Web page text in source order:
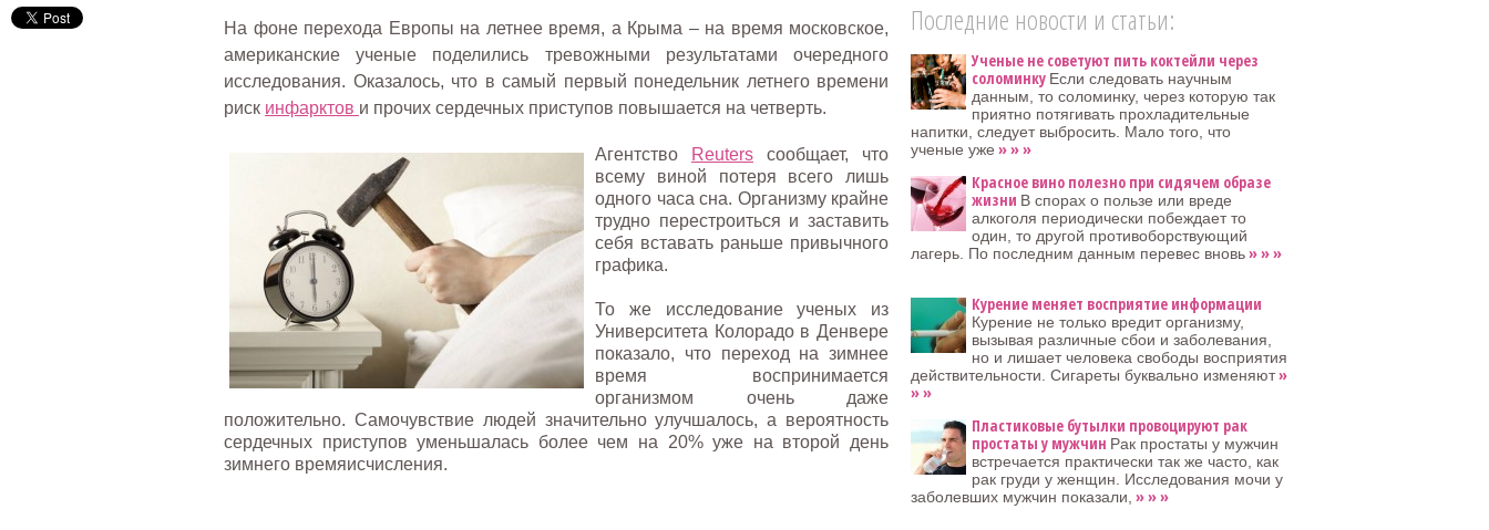
На фоне перехода Европы на летнее время, а Крыма – на время московское,
американские ученые поделились тревожными результатами очередного
исследования. Оказалось, что в самый первый понедельник летнего времени
риск инфарктов и прочих сердечных приступов повышается на четверть.
Агентство Reuters сообщает, что
всему виной потеря всего лишь
одного часа сна. Организму крайне
трудно перестроиться и заставить
себя вставать раньше привычного
графика.
То же исследование ученых из
Университета Колорадо в Денвере
показало, что переход на зимнее
время воспринимается
организмом очень даже
положительно. Самочувствие людей значительно улучшалось, а вероятность
сердечных приступов уменьшалась более чем на 20% уже на второй день
зимнего времяисчисления.
Последние новости и статьи:
Ученые не советуют пить коктейли через
соломинку Если следовать научным
данным, то соломинку, через которую так
приятно потягивать прохладительные
напитки, следует выбросить. Мало того, что
ученые уже » » »
Красное вино полезно при сидячем образе
жизни В спорах о пользе или вреде
алкоголя периодически побеждает то
один, то другой противоборствующий
лагерь. По последним данным перевес вновь» » »
Курение меняет восприятие информации
Курение не только вредит организму,
вызывая различные сбои и заболевания,
но и лишает человека свободы восприятия
действительности. Сигареты буквально изменяют»
» »
Пластиковые бутылки провоцируют рак
простаты у мужчин Рак простаты у мужчин
встречается практически так же часто, как
рак груди у женщин. Исследования мочи у
заболевших мужчин показали, » » »